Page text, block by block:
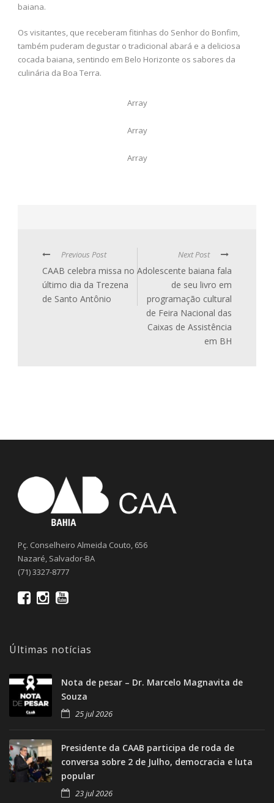
baiana.
Os visitantes, que receberam fitinhas do Senhor do Bonfim,
também puderam degustar o tradicional abará e a deliciosa
cocada baiana, sentindo em Belo Horizonte os sabores da
culinária da Boa Terra.
Array
Array
Array
Previous Post
CAAB celebra missa no
último dia da Trezena
de Santo Antônio
Next Post
Adolescente baiana fala
de seu livro em
programação cultural
de Feira Nacional das
Caixas de Assistência
em BH
Pç. Conselheiro Almeida Couto, 656
Nazaré, Salvador-BA
(71) 3327-8777
Últimas notícias
Nota de pesar – Dr. Marcelo Magnavita de
Souza
25 jul 2026
Presidente da CAAB participa de roda de
conversa sobre 2 de Julho, democracia e luta
popular
23 jul 2026